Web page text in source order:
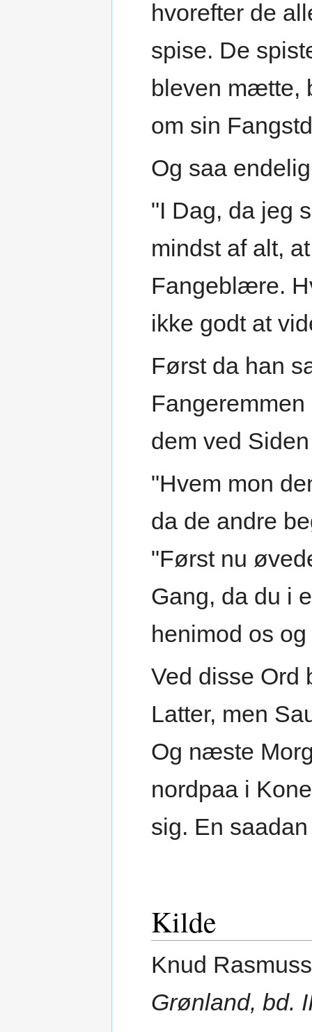
hvorefter de
spise. De
bleven mætte,
om sin
Og saa
"I Dag, da jeg
mindst af alt,
Fangeblære.
ikke godt at
Først da han
dem ved
"Hvem mon
da de andre
"Først nu
Gang, da du i
henimod os
Ved disse Ord
Latter, men
Og næste
nordpaa i
sig. En
Kilde
Knud
Grønland, bd.